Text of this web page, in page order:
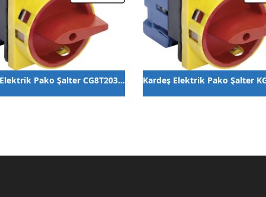
Kardeş Elektrik Pako Şalter CG8T203/01EG